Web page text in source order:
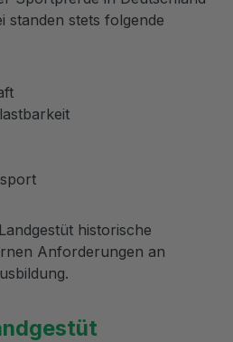
standen stets folgende
historische
Anforderungen an